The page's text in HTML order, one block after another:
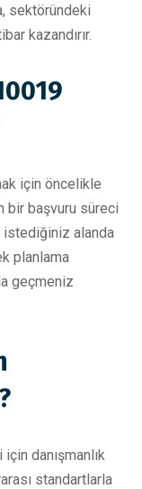
sektöründeki
kazandırır.
için öncelikle
bir başvuru süreci
alanda
planlama
geçmeniz
danışmanlık
standartlarla